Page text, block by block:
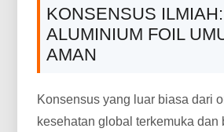
KONSENSUS ILMIAH:
ALUMINIUM FOIL
AMAN
Konsensus yang luar biasa dari
kesehatan global terkemuka dan